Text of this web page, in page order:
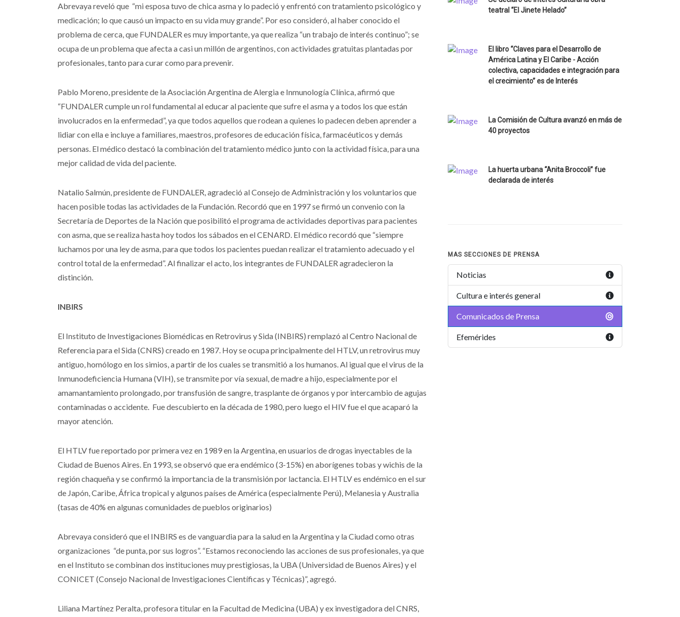
Abrevaya reveló que “mi esposa tuvo de chica asma y lo padeció y enfrentó con tratamiento psicológico y
medicación; lo que causó un impacto en su vida muy grande”. Por eso consideró, al haber conocido el
problema de cerca, que FUNDALER es muy importante, ya que realiza “un trabajo de interés continuo”; se
ocupa de un problema que afecta a casi un millón de argentinos, con actividades gratuitas plantadas por
profesionales, tanto para curar como para prevenir.
Pablo Moreno, presidente de la Asociación Argentina de Alergia e Inmunología Clínica, afirmó que
“FUNDALER cumple un rol fundamental al educar al paciente que sufre el asma y a todos los que están
involucrados en la enfermedad”, ya que todos aquellos que rodean a quienes lo padecen deben aprender a
lidiar con ella e incluye a familiares, maestros, profesores de educación física, farmacéuticos y demás
personas. El médico destacó la combinación del tratamiento médico junto con la actividad física, para una
mejor calidad de vida del paciente.
Natalio Salmún, presidente de FUNDALER, agradeció al Consejo de Administración y los voluntarios que
hacen posible todas las actividades de la Fundación. Recordó que en 1997 se firmó un convenio con la
Secretaría de Deportes de la Nación que posibilitó el programa de actividades deportivas para pacientes
con asma, que se realiza hasta hoy todos los sábados en el CENARD. El médico recordó que “siempre
luchamos por una ley de asma, para que todos los pacientes puedan realizar el tratamiento adecuado y el
control total de la enfermedad”. Al finalizar el acto, los integrantes de FUNDALER agradecieron la
distinción.
INBIRS
El Instituto de Investigaciones Biomédicas en Retrovirus y Sida (INBIRS) remplazó al Centro Nacional de
Referencia para el Sida (CNRS) creado en 1987. Hoy se ocupa principalmente del HTLV, un retrovirus muy
antiguo, homólogo en los simios, a partir de los cuales se transmitió a los humanos. Al igual que el virus de la
Inmunodeficiencia Humana (VIH), se transmite por vía sexual, de madre a hijo, especialmente por el
amamantamiento prolongado, por transfusión de sangre, trasplante de órganos y por intercambio de agujas
contaminadas o accidente. Fue descubierto en la década de 1980, pero luego el HIV fue el que acaparó la
mayor atención.
El HTLV fue reportado por primera vez en 1989 en la Argentina, en usuarios de drogas inyectables de la
Ciudad de Buenos Aires. En 1993, se observó que era endémico (3-15%) en aborígenes tobas y wichis de la
región chaqueña y se confirmó la importancia de la transmisión por lactancia. El HTLV es endémico en el sur
de Japón, Caribe, África tropical y algunos países de América (especialmente Perú), Melanesia y Australia
(tasas de 40% en algunas comunidades de pueblos originarios)
Abrevaya consideró que el INBIRS es de vanguardia para la salud en la Argentina y la Ciudad como otras
organizaciones “de punta, por sus logros”. “Estamos reconociendo las acciones de sus profesionales, ya que
en el Instituto se combinan dos instituciones muy prestigiosas, la UBA (Universidad de Buenos Aires) y el
CONICET (Consejo Nacional de Investigaciones Científicas y Técnicas)”, agregó.
Liliana Martínez Peralta, profesora titular en la Facultad de Medicina (UBA) y ex investigadora del CNRS,
teatral “El Jinete Helado”
El libro “Claves para el Desarrollo de
América Latina y El Caribe - Acción
colectiva, capacidades e integración para
el crecimiento” es de Interés
La Comisión de Cultura avanzó en más de
40 proyectos
La huerta urbana “Anita Broccoli” fue
declarada de interés
MAS SECCIONES DE PRENSA
Noticias
Cultura e interés general
Comunicados de Prensa
Efemérides